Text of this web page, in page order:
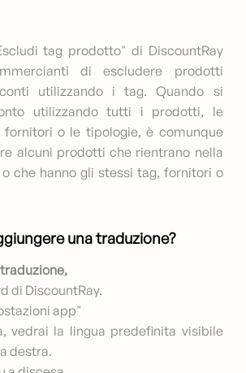
tag prodotto" di DiscountRay
di escludere prodotti
utilizzando i tag. Quando si
utilizzando tutti i prodotti, le
o le tipologie, è comunque
alcuni prodotti che rientrano nella
che hanno gli stessi tag, fornitori o
una traduzione?
di DiscountRay.
app"
vedrai la lingua predefinita visibile
destra.